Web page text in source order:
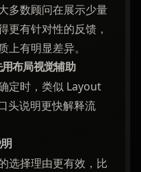
多数顾问在展示少量
更有针对性的反馈，
有明显差异。
布局视觉辅助
定时，类似 Layout
头说明更快解释流
选择理由更有效，比